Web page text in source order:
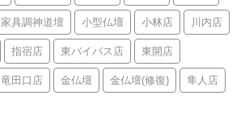
家具調神道壇 小型仏壇 小林店 川内店
指宿店 東バイパス店 東開店
竜田口店 金仏壇 金仏壇(修復) 隼人店